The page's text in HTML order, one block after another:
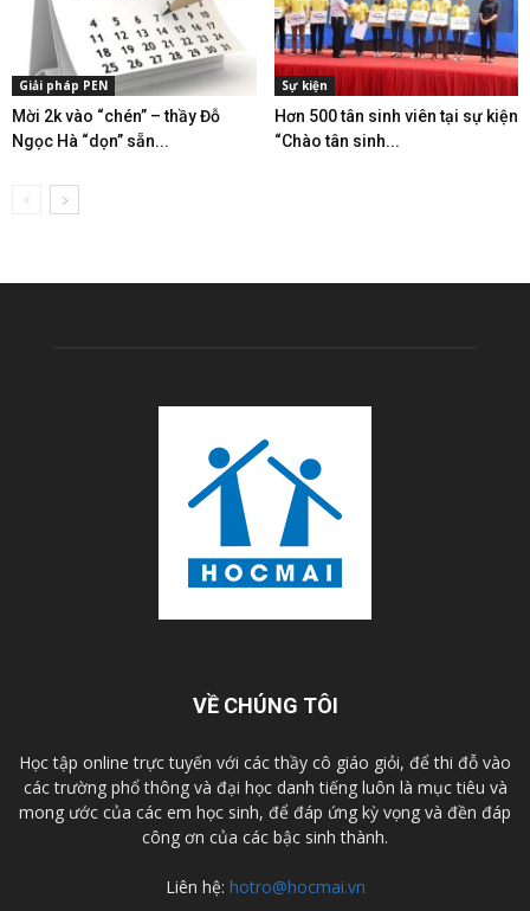
Giải pháp PEN
Mời 2k vào “chén” – thầy Đỗ
Ngọc Hà “dọn” sẵn...
Sự kiện
Hơn 500 tân sinh viên tại sự kiện
“Chào tân sinh...
VỀ CHÚNG TÔI
Học tập online trực tuyến với các thầy cô giáo giỏi, để thi đỗ vào
các trường phổ thông và đại học danh tiếng luôn là mục tiêu và
mong ước của các em học sinh, để đáp ứng kỳ vọng và đền đáp
công ơn của các bậc sinh thành.
Liên hệ: hotro@hocmai.vn